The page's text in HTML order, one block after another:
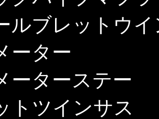
ルブレットウ
ーター
ーターステー
トツインサス